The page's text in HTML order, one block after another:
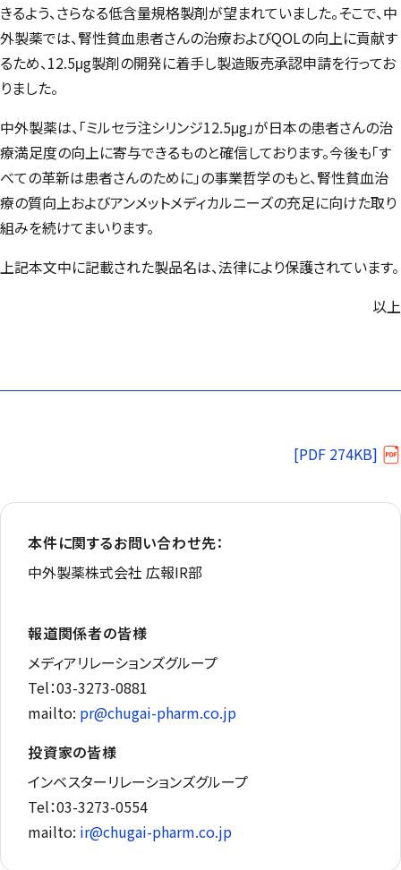
きるよう、さらなる低含量規格製剤が望まれていました。そこで、中
外製薬では、腎性貧血患者さんの治療およびQOLの向上に貢献す
るため、12.5μg製剤の開発に着手し製造販売承認申請を行ってお
りました。
中外製薬は、「ミルセラ注シリンジ12.5μg」が日本の患者さんの治
療満足度の向上に寄与できるものと確信しております。今後も「す
べての革新は患者さんのために」の事業哲学のもと、腎性貧血治
療の質向上およびアンメットメディカルニーズの充足に向けた取り
組みを続けてまいります。
上記本文中に記載された製品名は、法律により保護されています。
以上
[PDF 274KB]
本件に関するお問い合わせ先：
中外製薬株式会社 広報IR部
報道関係者の皆様
メディアリレーションズグループ
Tel：03-3273-0881
mailto: pr@chugai-pharm.co.jp
投資家の皆様
インベスターリレーションズグループ
Tel：03-3273-0554
mailto: ir@chugai-pharm.co.jp